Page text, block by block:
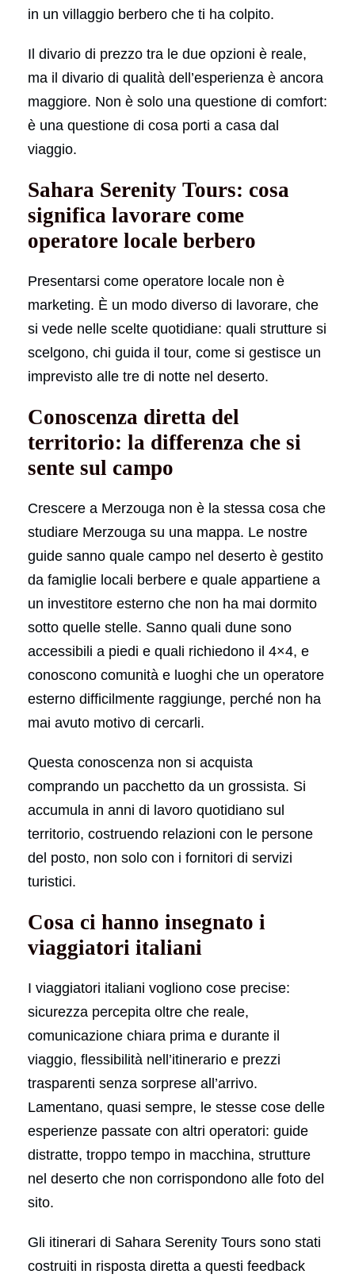
in un villaggio berbero che ti ha colpito.
Il divario di prezzo tra le due opzioni è reale,
ma il divario di qualità dell’esperienza è ancora
maggiore. Non è solo una questione di comfort:
è una questione di cosa porti a casa dal
viaggio.
Sahara Serenity Tours: cosa
significa lavorare come
operatore locale berbero
Presentarsi come operatore locale non è
marketing. È un modo diverso di lavorare, che
si vede nelle scelte quotidiane: quali strutture si
scelgono, chi guida il tour, come si gestisce un
imprevisto alle tre di notte nel deserto.
Conoscenza diretta del
territorio: la differenza che si
sente sul campo
Crescere a Merzouga non è la stessa cosa che
studiare Merzouga su una mappa. Le nostre
guide sanno quale campo nel deserto è gestito
da famiglie locali berbere e quale appartiene a
un investitore esterno che non ha mai dormito
sotto quelle stelle. Sanno quali dune sono
accessibili a piedi e quali richiedono il 4×4, e
conoscono comunità e luoghi che un operatore
esterno difficilmente raggiunge, perché non ha
mai avuto motivo di cercarli.
Questa conoscenza non si acquista
comprando un pacchetto da un grossista. Si
accumula in anni di lavoro quotidiano sul
territorio, costruendo relazioni con le persone
del posto, non solo con i fornitori di servizi
turistici.
Cosa ci hanno insegnato i
viaggiatori italiani
I viaggiatori italiani vogliono cose precise:
sicurezza percepita oltre che reale,
comunicazione chiara prima e durante il
viaggio, flessibilità nell’itinerario e prezzi
trasparenti senza sorprese all’arrivo.
Lamentano, quasi sempre, le stesse cose delle
esperienze passate con altri operatori: guide
distratte, troppo tempo in macchina, strutture
nel deserto che non corrispondono alle foto del
sito.
Gli itinerari di Sahara Serenity Tours sono stati
costruiti in risposta diretta a questi feedback